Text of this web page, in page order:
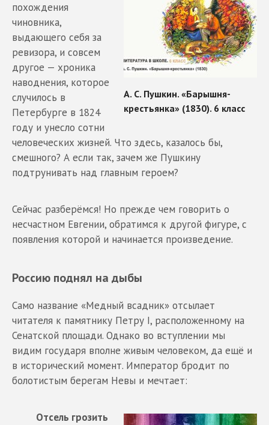
похождения
чиновника,
выдающего себя за
ревизора, и совсем
другое — хроника
наводнения, которое
случилось в
Петербурге в 1824
году и унесло сотни
человеческих жизней. Что здесь, казалось бы,
смешного? А если так, зачем же Пушкину
подтрунивать над главным героем?
Сейчас разберёмся! Но прежде чем говорить о
несчастном Евгении, обратимся к другой фигуре, с
появления которой и начинается произведение.
Россию поднял на дыбы
Само название «Медный всадник» отсылает
читателя к памятнику Петру I, расположенному на
Сенатской площади. Однако во вступлении мы
видим государя вполне живым человеком, да ещё и
в исторический момент. Император бродит по
болотистым берегам Невы и мечтает:
Отсель грозить